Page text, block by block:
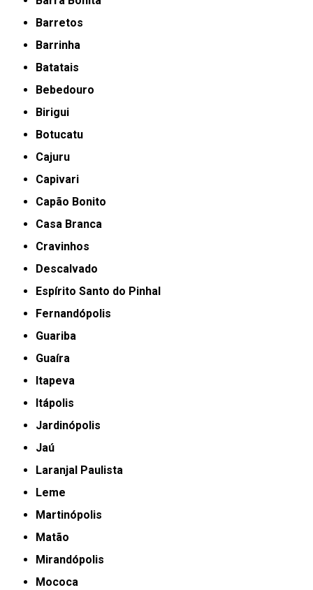
Barretos
Barrinha
Batatais
Bebedouro
Birigui
Botucatu
Cajuru
Capivari
Capão Bonito
Casa Branca
Cravinhos
Descalvado
Espírito Santo do Pinhal
Fernandópolis
Guariba
Guaíra
Itapeva
Itápolis
Jardinópolis
Jaú
Laranjal Paulista
Leme
Martinópolis
Matão
Mirandópolis
Mococa